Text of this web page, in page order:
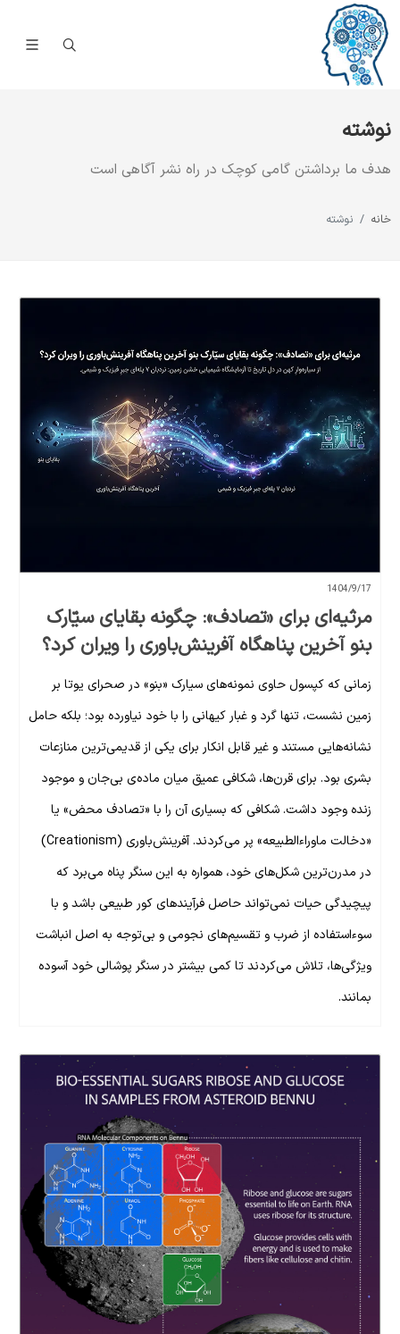
نوشته
هدف ما برداشتن گامی کوچک در راه نشر آگاهی است
خانه نوشته
1404/9/17
مرثیه‌ای برای «تصادف»: چگونه بقایای سیّارک
بنو آخرین پناهگاه آفرینش‌باوری را ویران کرد؟
زمانی که کپسول حاوی نمونه‌های سیارک «بنو» در صحرای یوتا بر
زمین نشست، تنها گرد و غبار کیهانی را با خود نیاورده بود؛ بلکه حامل
نشانه‌هایی مستند و غیر قابل انکار برای یکی از قدیمی‌ترین منازعات
بشری بود. برای قرن‌ها، شکافی عمیق میان ماده‌ی بی‌جان و موجود
زنده وجود داشت. شکافی که بسیاری آن را با «تصادف محض» یا
«دخالت ماوراءالطبیعه» پر می‌کردند. آفرینش‌باوری (Creationism)
در مدرن‌ترین شکل‌های خود، همواره به این سنگر پناه می‌برد که
پیچیدگی حیات نمی‌تواند حاصل فرآیندهای کور طبیعی باشد و با
سوءاستفاده از ضرب و تقسیم‌های نجومی و بی‌توجه به اصل انباشت
ویژگی‌ها، تلاش می‌کردند تا کمی بیشتر در سنگر پوشالی خود آسوده
بمانند.